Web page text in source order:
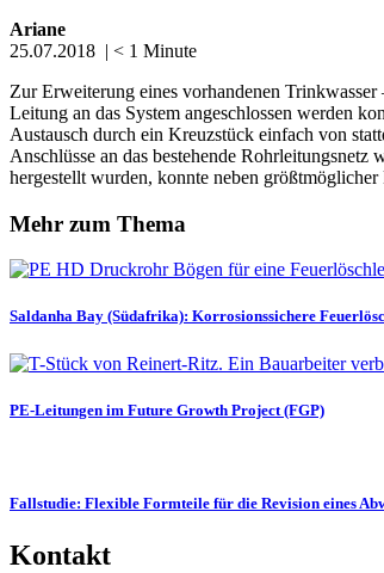
Ariane
25.07.2018 | < 1 Minute
Zur Erwei­terung eines vorhan­denen
Leitung an das System angeschlossen werden
Austausch durch ein Kreuz­stück einfach von
Anschlüsse an das bestehende
herge­stellt wurden, konnte neben
Mehr zum Thema
Saldanha Bay (Südafrika): Korro­si­ons­si­chere
PE-Leitungen im Future Growth Project (FGP)
Fallstudie: Flexible Formteile für die Revision eines
Kontakt